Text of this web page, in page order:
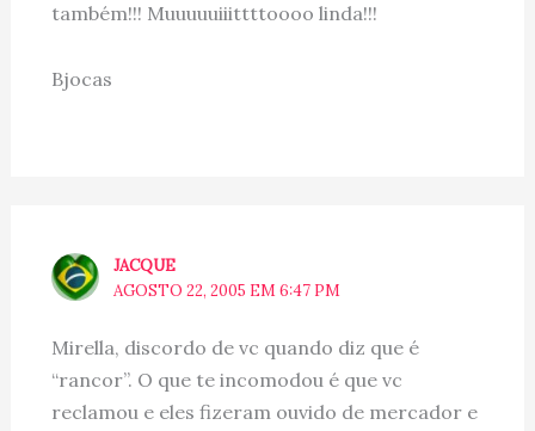
também!!! Muuuuuiiittttoooo linda!!!
Bjocas
JACQUE
AGOSTO 22, 2005 EM 6:47 PM
Mirella, discordo de vc quando diz que é
“rancor”. O que te incomodou é que vc
reclamou e eles fizeram ouvido de mercador e